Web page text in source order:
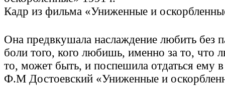
Кадр из фильма «Униженные и
Она предвкушала наслаждение любить без
боли того, кого любишь, именно за то, что
то, может быть, и поспешила отдаться ему
Ф.М Достоевский «Униженные и